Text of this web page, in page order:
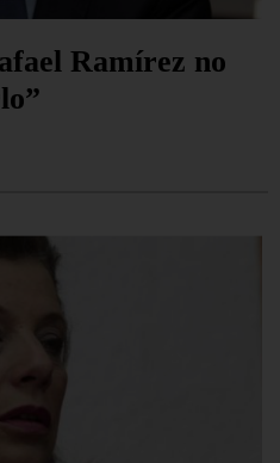
Ramírez no